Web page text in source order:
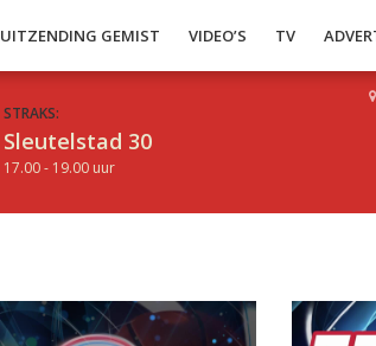
UITZENDING GEMIST VIDEO’S TV
STRAKS:
Sleutelstad 30
17.00 - 19.00 uur